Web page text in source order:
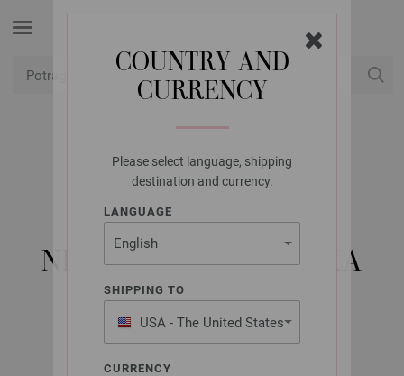
COUNTRY AND
CURRENCY
Please select language, shipping
destination and currency.
LANGUAGE
SHIPPING TO
USA - The United States
of America
CURRENCY
LANA GROSSA
KRUŽNA IGLA ZA
PLETENJE OD
NEHRĐAJUĆEG ČELIKA
VELIČINE 4,5/60CM